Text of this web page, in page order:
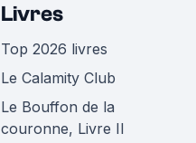
Livres
Top 2026 livres
Le Calamity Club
Le Bouffon de la
couronne, Livre II